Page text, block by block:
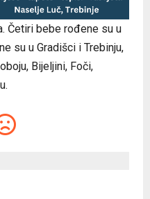
Četiri bebe rođene su u
su u Gradišci i Trebinju,
Bijeljini, Foči,